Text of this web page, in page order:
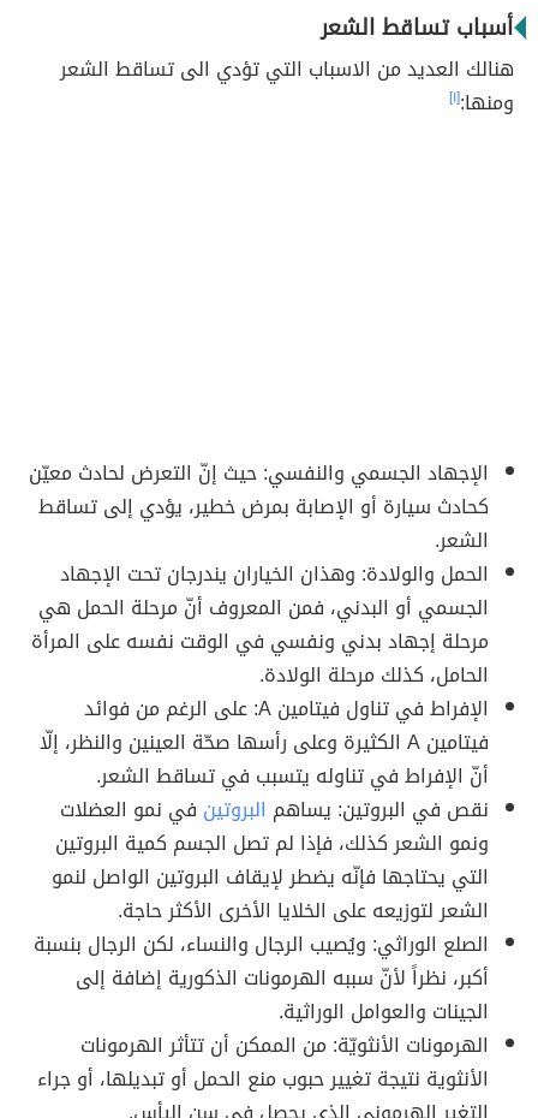
أسباب تساقط الشعر
هنالك العديد من الاسباب التي تؤدي الى تساقط الشعر
ومنها:[١]
الإجهاد الجسمي والنفسي: حيث إنّ التعرض لحادث معيّن
كحادث سيارة أو الإصابة بمرض خطير، يؤدي إلى تساقط
الشعر.
الحمل والولادة: وهذان الخياران يندرجان تحت الإجهاد
الجسمي أو البدني، فمن المعروف أنّ مرحلة الحمل هي
مرحلة إجهاد بدني ونفسي في الوقت نفسه على المرأة
الحامل، كذلك مرحلة الولادة.
الإفراط في تناول فيتامين A: على الرغم من فوائد
فيتامين A الكثيرة وعلى رأسها صحّة العينين والنظر، إلّا
أنّ الإفراط في تناوله يتسبب في تساقط الشعر.
نقص في البروتين: يساهم البروتين في نمو العضلات
ونمو الشعر كذلك، فإذا لم تصل الجسم كمية البروتين
التي يحتاجها فإنّه يضطر لإيقاف البروتين الواصل لنمو
الشعر لتوزيعه على الخلايا الأخرى الأكثر حاجة.
الصلع الوراثي: ويُصيب الرجال والنساء، لكن الرجال بنسبة
أكبر، نظراً لأنّ سببه الهرمونات الذكورية إضافة إلى
الجينات والعوامل الوراثية.
الهرمونات الأنثويّة: من الممكن أن تتأثر الهرمونات
الأنثوية نتيجة تغيير حبوب منع الحمل أو تبديلها، أو جراء